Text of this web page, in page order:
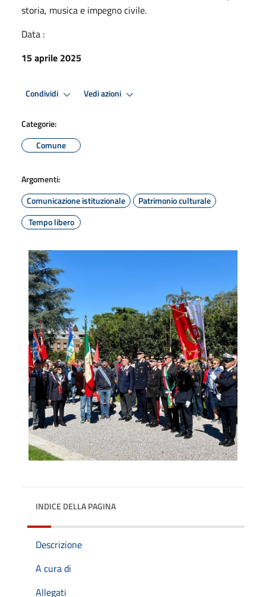
storia, musica e impegno civile.
Data :
15 aprile 2025
Condividi Vedi azioni
Categorie:
Comune
Argomenti:
Comunicazione istituzionale
Patrimonio culturale
Tempo libero
INDICE DELLA PAGINA
Descrizione
A cura di
Allegati